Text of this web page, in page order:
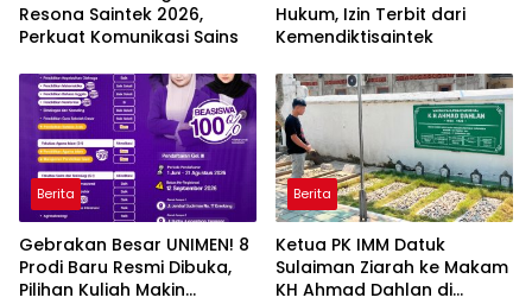
Resona Saintek 2026,
Perkuat Komunikasi Sains
Hukum, Izin Terbit dari
Kemendiktisaintek
Berita
Gebrakan Besar UNIMEN! 8
Prodi Baru Resmi Dibuka,
Pilihan Kuliah Makin
Berita
Ketua PK IMM Datuk
Sulaiman Ziarah ke Makam
KH Ahmad Dahlan di